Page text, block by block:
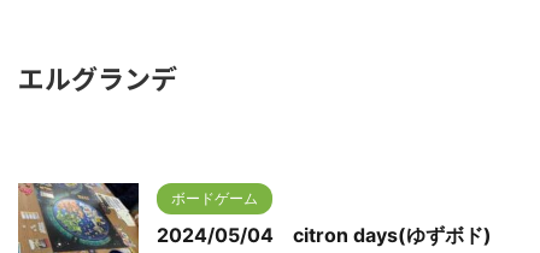
エルグランデ
ボードゲーム
2024/05/04 citron days(ゆずボド)